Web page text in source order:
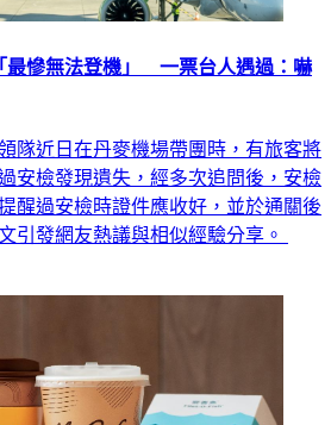
最慘無法登機」 一票台人遇過：嚇
隊近日在丹麥機場帶團時，有旅客將
安檢發現遺失，經多次追問後，安檢
醒過安檢時證件應收好，並於通關後
引發網友熱議與相似經驗分享。